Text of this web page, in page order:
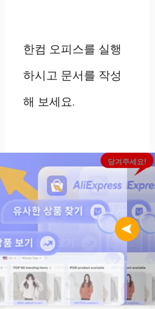
한컴 오피스를 실행
하시고 문서를 작성
해 보세요.
당겨주세요!